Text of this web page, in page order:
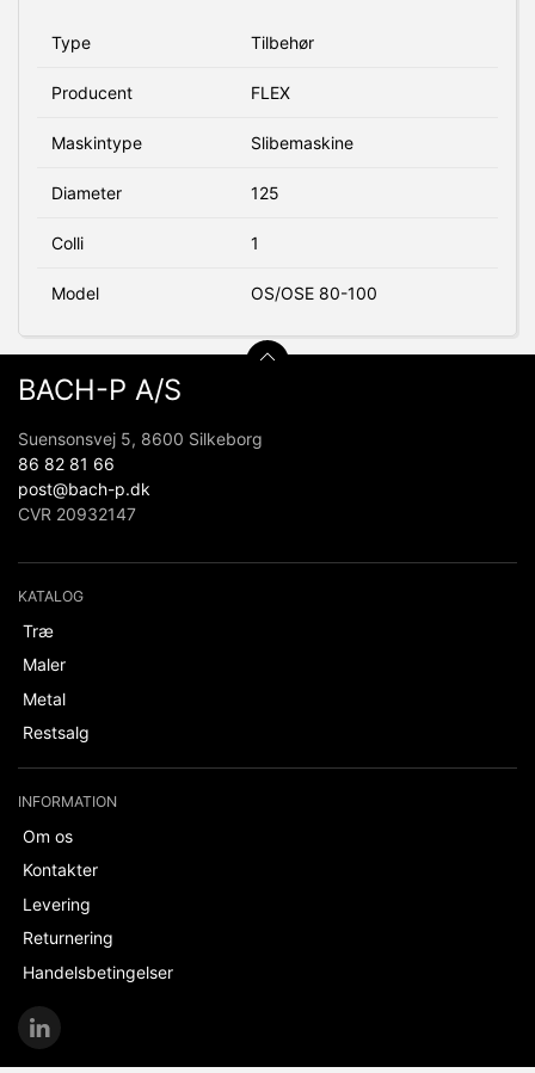
Type Tilbehør
Producent FLEX
Maskintype Slibemaskine
Diameter 125
Colli 1
Model OS/OSE 80-100
BACH-P A/S
Suensonsvej 5, 8600 Silkeborg
86 82 81 66
post@bach-p.dk
CVR 20932147
KATALOG
Træ
Maler
Metal
Restsalg
INFORMATION
Om os
Kontakter
Levering
Returnering
Handelsbetingelser